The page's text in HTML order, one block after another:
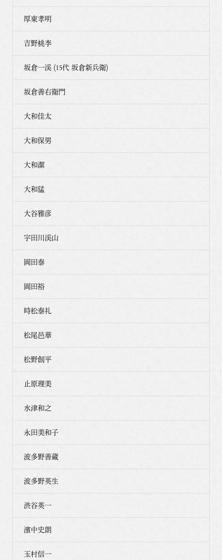
厚東孝明
吉野桃李
坂倉一渓 (15代 坂倉新兵衛)
坂倉善右衛門
大和佳太
大和保男
大和潔
大和猛
大谷雅彦
宇田川渓山
岡田泰
岡田裕
時松泰礼
松尾邑華
松野創平
止原理美
水津和之
永田美和子
波多野善蔵
波多野英生
渋谷英一
濱中史朗
玉村信一